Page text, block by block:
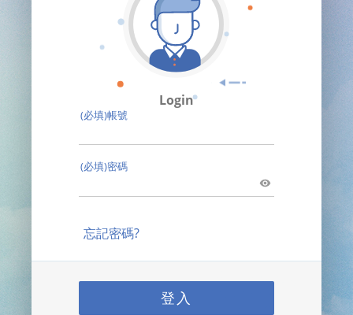
Login
(必填)帳號
(必填)密碼
忘記密碼?
登入